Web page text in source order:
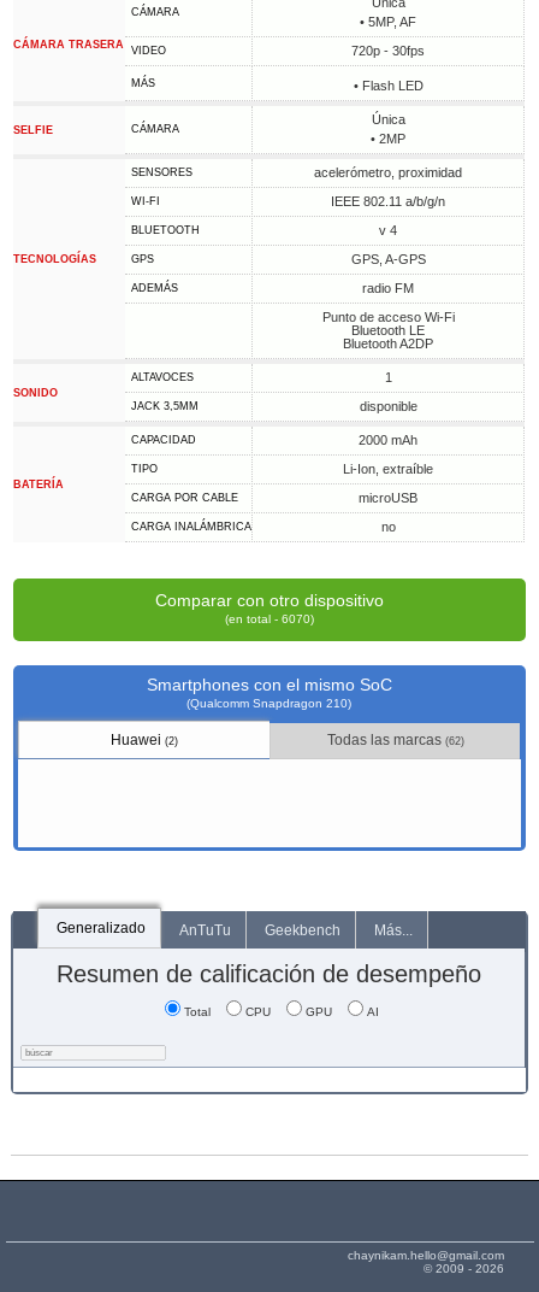
CÁMARA TRASERA
CÁMARA
• 5MP, AF
VIDEO 720p - 30fps
MÁS • Flash LED
SELFIE CÁMARA
Única
• 2MP
TECNOLOGÍAS
SENSORES acelerómetro, proximidad
WI-FI IEEE 802.11 a/b/g/n
BLUETOOTH v 4
GPS GPS, A-GPS
ADEMÁS
radio FM
Punto de acceso Wi-Fi
Bluetooth LE
Bluetooth A2DP
SONIDO
ALTAVOCES 1
JACK 3,5MM disponible
BATERÍA
CAPACIDAD 2000 mAh
TIPO Li-Ion, extraíble
CARGA POR CABLE microUSB
CARGA INALÁMBRICA no
Comparar con otro dispositivo
(en total - 6070)
Smartphones con el mismo SoC
(Qualcomm Snapdragon 210)
Huawei(2) Todas las marcas (62)
Generalizado AnTuTu Geekbench Más...
Resumen de calificación de desempeño
Total CPU GPU AI
chaynikam.hello@gmail.com
© 2009 - 2026